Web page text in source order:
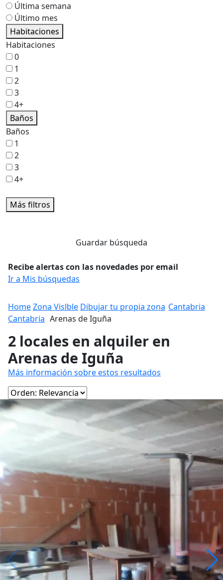
Última semana
Último mes
Habitaciones
Habitaciones
0
1
2
3
4+
Baños
Baños
1
2
3
4+
Más filtros
Guardar búsqueda
Recibe alertas con las novedades por email
Ir a Mis búsquedas
HomeZona Vislble Dibujar tu propia zona Cantabria
Cantabria Arenas de Iguña
2 locales en alquiler en
Arenas de Iguña
Más información sobre estos resultados